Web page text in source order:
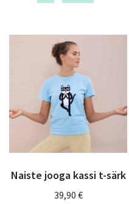
Naiste jooga kassi t-särk
39,90 €